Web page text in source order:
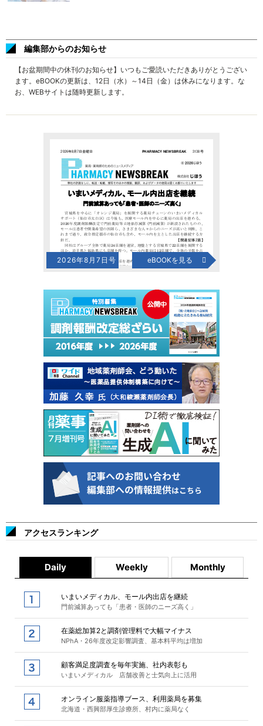
編集部からのお知らせ
【お盆期間中の休刊のお知らせ】いつもご愛読いただきありがとうござい
ます。eBOOKの更新は、12日（水）～14日（金）は休みになります。な
お、WEBサイトは随時更新します。
2026年8月7日号 eBOOKを見る
アクセスランキング
Daily Weekly Monthly
いまいメディカル、モール内出店を継続
門前減算あっても「患者・医師のニーズ高く」
在薬総加算2と調剤管理料で大幅マイナス
NPhA・26年度改定影響調査、基本料平均は増加
顧客満足度調査を毎年実施、社内表彰も
いまいメディカル 店舗改善と士気向上に活用
オンライン服薬指導ブース、利用薬局を募集
北海道・西興部厚生診療所、村内に薬局なく